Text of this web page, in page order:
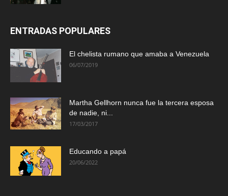
ENTRADAS POPULARES
El chelista rumano que amaba a Venezuela
06/07/2019
Martha Gellhorn nunca fue la tercera esposa
de nadie, ni...
17/03/2017
Educando a papá
20/06/2022